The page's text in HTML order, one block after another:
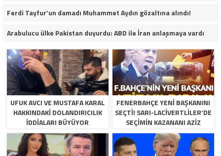
Ferdi Tayfur’un damadı Muhammet Aydın gözaltına alındı!
Arabulucu ülke Pakistan duyurdu: ABD ile İran anlaşmaya vardı
UFUK AVCI VE MUSTAFA KARAL
HAKKINDAKI DOLANDIRICILIK
İDDIALARI BÜYÜYOR
FENERBAHÇE YENI BAŞKANINI
SEÇTI! SARI-LACIVERTLILER’DE
SEÇIMIN KAZANANI AZIZ
YILDIRIM OLDU